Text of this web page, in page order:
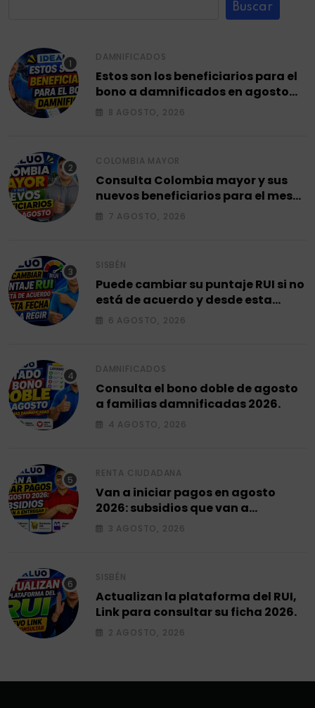
Buscar
DAMNIFICADOS
Estos son los beneficiarios para el
bono a damnificados en agosto
2026.
8 AGOSTO, 2026
COLOMBIA MAYOR
Consulta Colombia mayor y sus
nuevos beneficiarios para el mes
de agosto 2026.
7 AGOSTO, 2026
SISBÉN
Puede cambiar su puntaje RUI si no
está de acuerdo y desde esta
fecha empieza a regir en el 2026.
6 AGOSTO, 2026
DAMNIFICADOS
Consulta el bono doble de agosto
a familias damnificadas 2026.
4 AGOSTO, 2026
RENTA CIUDADANA
Van a iniciar pagos en agosto
2026: subsidios que van a
entregar.
3 AGOSTO, 2026
SISBÉN
Actualizan la plataforma del RUI,
Link para consultar su ficha 2026.
2 AGOSTO, 2026